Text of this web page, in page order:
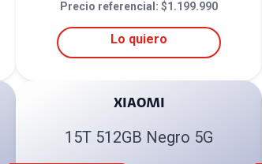
Precio referencial: $1.199.990
Lo quiero
XIAOMI
15T 512GB Negro 5G